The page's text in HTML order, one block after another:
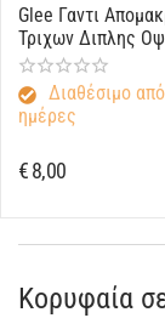
Glee Γαντι
Τριχων Διπλης
Διαθέσιμο
ημέρες
€8,00
Κορυφαία